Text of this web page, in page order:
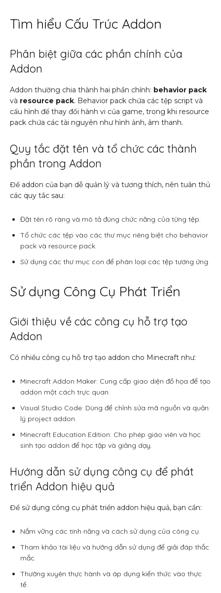
Tìm hiểu Cấu Trúc Addon
Phân biệt giữa các phần chính của
Addon
Addon thường chia thành hai phần chính: behavior pack
và resource pack. Behavior pack chứa các tệp script và
cấu hình để thay đổi hành vi của game, trong khi resource
pack chứa các tài nguyên như hình ảnh, âm thanh.
Quy tắc đặt tên và tổ chức các thành
phần trong Addon
Để addon của bạn dễ quản lý và tương thích, nên tuân thủ
các quy tắc sau:
Đặt tên rõ ràng và mô tả đúng chức năng của từng tệp.
Tổ chức các tệp vào các thư mục riêng biệt cho behavior
pack và resource pack.
Sử dụng các thư mục con để phân loại các tệp tương ứng.
Sử dụng Công Cụ Phát Triển
Giới thiệu về các công cụ hỗ trợ tạo
Addon
Có nhiều công cụ hỗ trợ tạo addon cho Minecraft như:
Minecraft Addon Maker: Cung cấp giao diện đồ họa để tạo
addon một cách trực quan.
Visual Studio Code: Dùng để chỉnh sửa mã nguồn và quản
lý project addon.
Minecraft Education Edition: Cho phép giáo viên và học
sinh tạo addon để học tập và giảng dạy.
Hướng dẫn sử dụng công cụ để phát
triển Addon hiệu quả
Để sử dụng công cụ phát triển addon hiệu quả, bạn cần:
Nắm vững các tính năng và cách sử dụng của công cụ.
Tham khảo tài liệu và hướng dẫn sử dụng để giải đáp thắc
mắc.
Thường xuyên thực hành và áp dụng kiến thức vào thực
tế.